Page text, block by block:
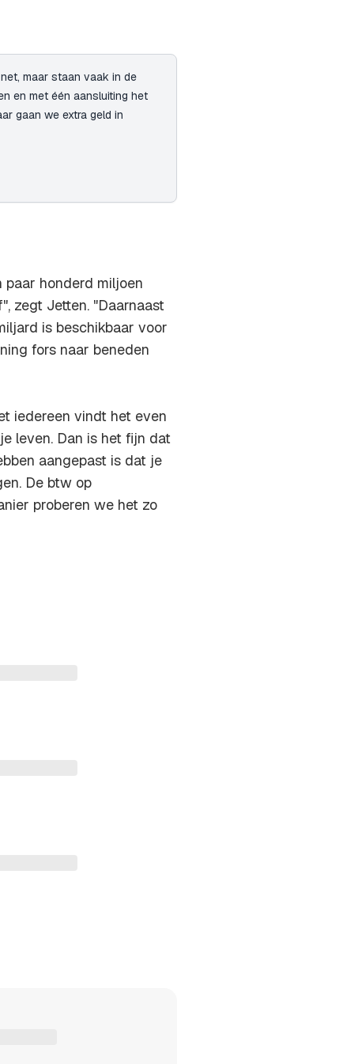
maar staan vaak in de
en met één aansluiting het
gaan we extra geld in
paar honderd miljoen
zegt Jetten. "Daarnaast
is beschikbaar voor
fors naar beneden
iedereen vindt het even
leven. Dan is het fijn dat
aangepast is dat je
De btw op
proberen we het zo